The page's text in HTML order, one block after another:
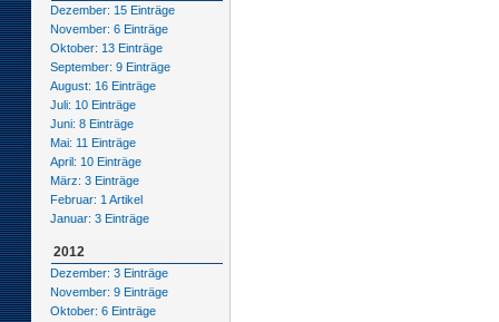
Dezember: 15 Einträge
November: 6 Einträge
Oktober: 13 Einträge
September: 9 Einträge
August: 16 Einträge
Juli: 10 Einträge
Juni: 8 Einträge
Mai: 11 Einträge
April: 10 Einträge
März: 3 Einträge
Februar: 1 Artikel
Januar: 3 Einträge
2012
Dezember: 3 Einträge
November: 9 Einträge
Oktober: 6 Einträge